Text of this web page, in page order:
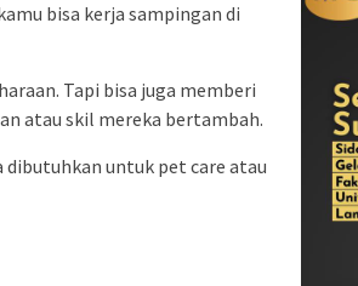
bisa kerja sampingan di
Tapi bisa juga memberi
atau skil mereka bertambah.
dibutuhkan untuk pet care atau